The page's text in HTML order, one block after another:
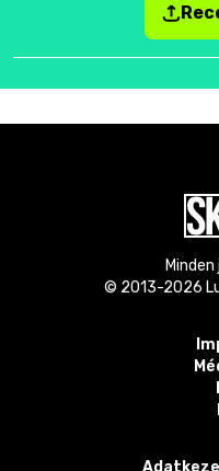
© 2013-2026